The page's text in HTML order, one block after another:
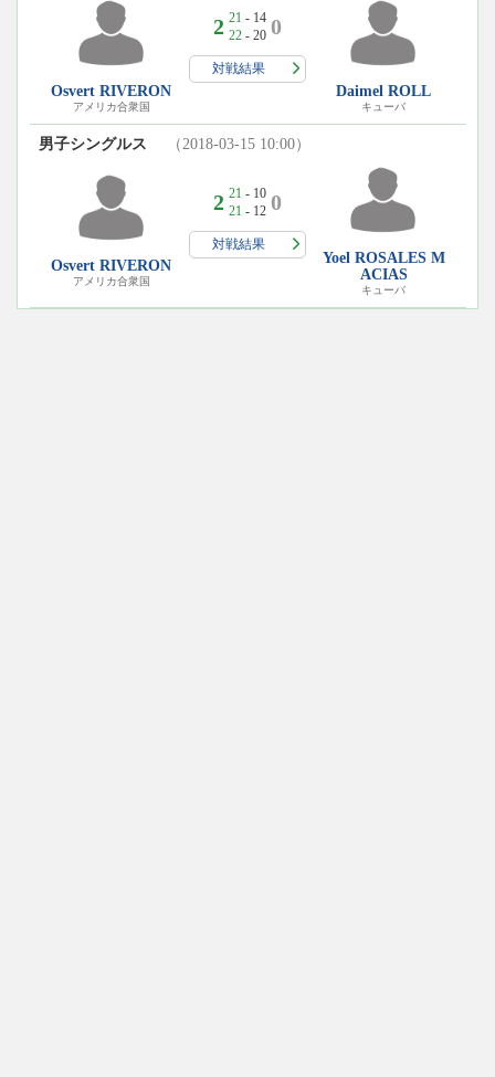
Osvert RIVERON
アメリカ合衆国
2 21 - 14
22- 20 0
対戦結果
Daimel ROLL
キューバ
男子シングルス （2018-03-15 10:00）
Osvert RIVERON
アメリカ合衆国
2 21 - 10
21 - 12 0
対戦結果
Yoel ROSALES M
ACIAS
キューバ